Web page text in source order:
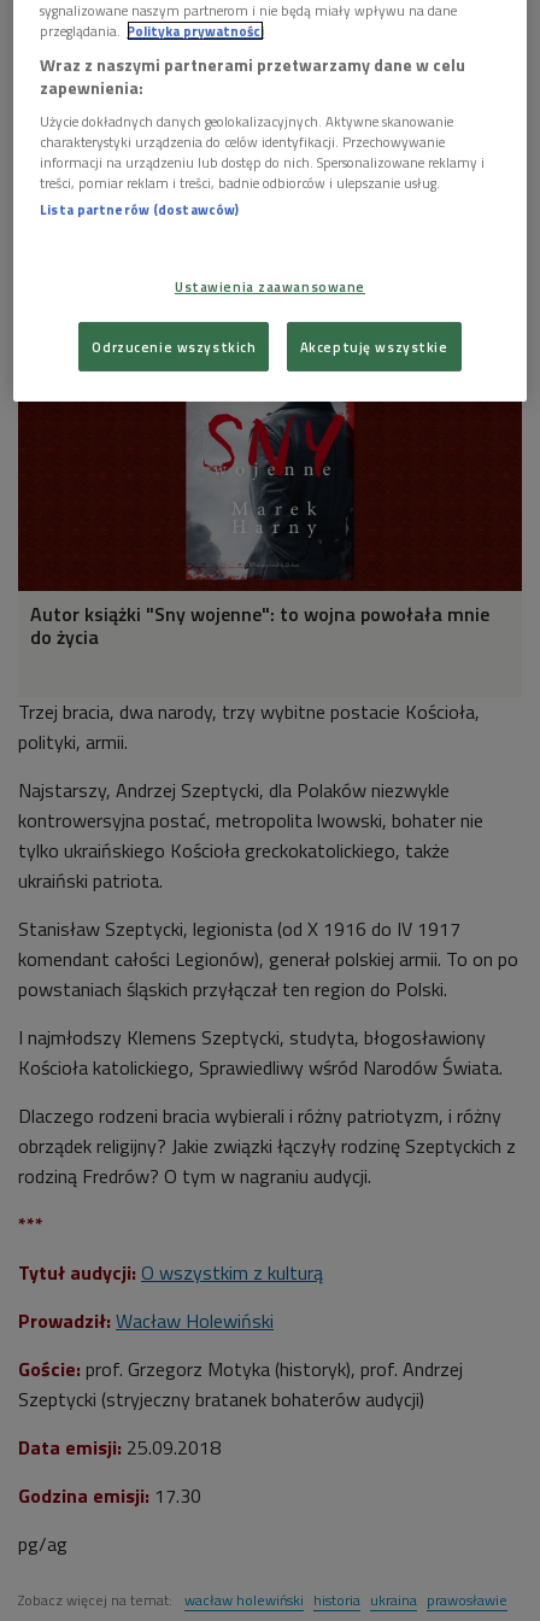
Autor książki "Sny wojenne": to wojna powołała mnie
do życia
Trzej bracia, dwa narody, trzy wybitne postacie Kościoła,
polityki, armii.
Najstarszy, Andrzej Szeptycki, dla Polaków niezwykle
kontrowersyjna postać, metropolita lwowski, bohater nie
tylko ukraińskiego Kościoła greckokatolickiego, także
ukraiński patriota.
Stanisław Szeptycki, legionista (od X 1916 do IV 1917
komendant całości Legionów), generał polskiej armii. To on po
powstaniach śląskich przyłączał ten region do Polski.
I najmłodszy Klemens Szeptycki, studyta, błogosławiony
Kościoła katolickiego, Sprawiedliwy wśród Narodów Świata.
Dlaczego rodzeni bracia wybierali i różny patriotyzm, i różny
obrządek religijny? Jakie związki łączyły rodzinę Szeptyckich z
rodziną Fredrów? O tym w nagraniu audycji.
***
Tytuł audycji: O wszystkim z kulturą
Prowadził: Wacław Holewiński
Goście: prof. Grzegorz Motyka (historyk), prof. Andrzej
Szeptycki (stryjeczny bratanek bohaterów audycji)
Data emisji: 25.09.2018
Godzina emisji: 17.30
pg/ag
Zobacz więcej na temat: wacław holewiński historia ukraina prawosławie
sygnalizowane naszym partnerom i nie będą miały wpływu na dane
przeglądania. Polityka prywatności
Wraz z naszymi partnerami przetwarzamy dane w celu
zapewnienia:
Użycie dokładnych danych geolokalizacyjnych. Aktywne skanowanie
charakterystyki urządzenia do celów identyfikacji. Przechowywanie
informacji na urządzeniu lub dostęp do nich. Spersonalizowane reklamy i
treści, pomiar reklam i treści, badnie odbiorców i ulepszanie usług.
Lista partnerów (dostawców)
Ustawienia zaawansowane
Odrzucenie wszystkich Akceptuję wszystkie